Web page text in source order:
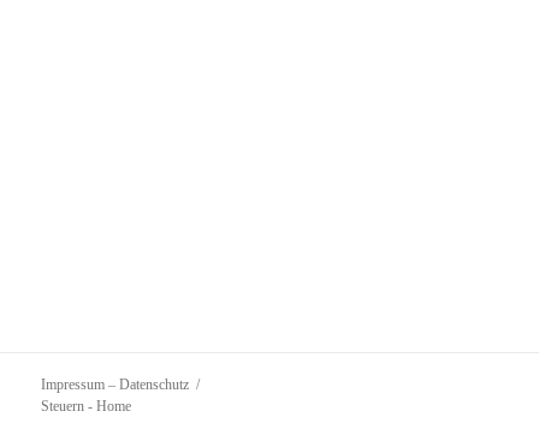
Impressum – Datenschutz
Steuern - Home